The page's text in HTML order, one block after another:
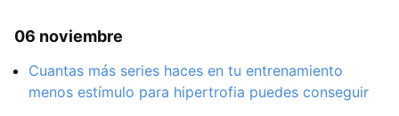
06 noviembre
Cuantas más series haces en tu entrenamiento
menos estímulo para hipertrofia puedes conseguir